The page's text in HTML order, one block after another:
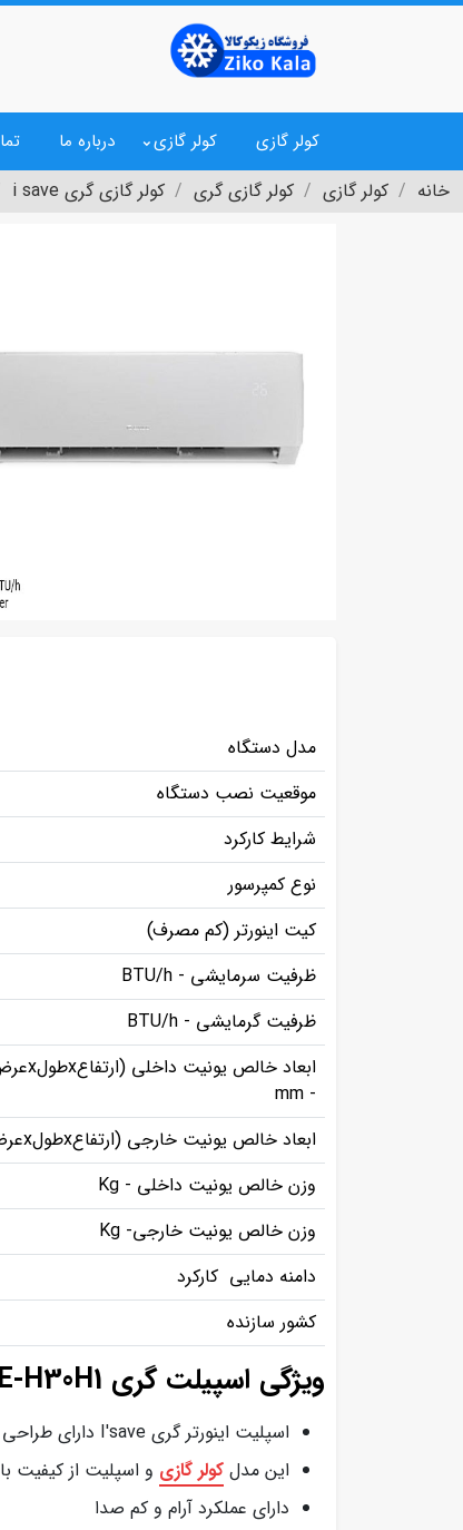
کولر گازی کولر گازی درباره ما
خانه کولر گازی کولر گازی گری کولر گازی گری i save
مدل دستگاه
موقعیت نصب دستگاه
شرایط کارکرد
نوع کمپرسور
کیت اینورتر (کم مصرف)
ظرفیت سرمایشی - BTU/h
ظرفیت گرمایشی - BTU/h
ابعاد خالص یونیت داخلی (ارتفاعxطولxعرض)
- mm
ابعاد خالص یونیت خارجی (ارتفاعxطولxعرض) - mm
وزن خالص یونیت داخلی - Kg
وزن خالص یونیت خارجی- Kg
دامنه دمایی کارکرد
کشور سازنده
ویژگی اسپیلت گری I'SAVE-H30H1
اسپلیت اینورتر گری I'save دارای طراحی زیبا متناسب با انواع دکوراسیون داخلی می باشد.
این مدل کولر گازی و اسپلیت از کیفیت
دارای عملکرد آرام و کم صدا